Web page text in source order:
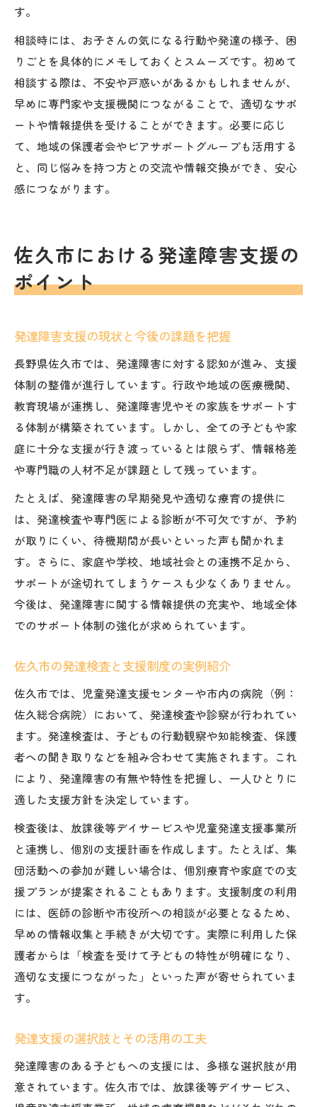
す。
相談時には、お子さんの気になる行動や発達の様子、困
りごとを具体的にメモしておくとスムーズです。初めて
相談する際は、不安や戸惑いがあるかもしれませんが、
早めに専門家や支援機関につながることで、適切なサポ
ートや情報提供を受けることができます。必要に応じ
て、地域の保護者会やピアサポートグループも活用する
と、同じ悩みを持つ方との交流や情報交換ができ、安心
感につながります。
佐久市における発達障害支援の
ポイント
発達障害支援の現状と今後の課題を把握
長野県佐久市では、発達障害に対する認知が進み、支援
体制の整備が進行しています。行政や地域の医療機関、
教育現場が連携し、発達障害児やその家族をサポートす
る体制が構築されています。しかし、全ての子どもや家
庭に十分な支援が行き渡っているとは限らず、情報格差
や専門職の人材不足が課題として残っています。
たとえば、発達障害の早期発見や適切な療育の提供に
は、発達検査や専門医による診断が不可欠ですが、予約
が取りにくい、待機期間が長いといった声も聞かれま
す。さらに、家庭や学校、地域社会との連携不足から、
サポートが途切れてしまうケースも少なくありません。
今後は、発達障害に関する情報提供の充実や、地域全体
でのサポート体制の強化が求められています。
佐久市の発達検査と支援制度の実例紹介
佐久市では、児童発達支援センターや市内の病院（例：
佐久総合病院）において、発達検査や診察が行われてい
ます。発達検査は、子どもの行動観察や知能検査、保護
者への聞き取りなどを組み合わせて実施されます。これ
により、発達障害の有無や特性を把握し、一人ひとりに
適した支援方針を決定しています。
検査後は、放課後等デイサービスや児童発達支援事業所
と連携し、個別の支援計画を作成します。たとえば、集
団活動への参加が難しい場合は、個別療育や家庭での支
援プランが提案されることもあります。支援制度の利用
には、医師の診断や市役所への相談が必要となるため、
早めの情報収集と手続きが大切です。実際に利用した保
護者からは「検査を受けて子どもの特性が明確になり、
適切な支援につながった」といった声が寄せられていま
す。
発達支援の選択肢とその活用の工夫
発達障害のある子どもへの支援には、多様な選択肢が用
意されています。佐久市では、放課後等デイサービス、